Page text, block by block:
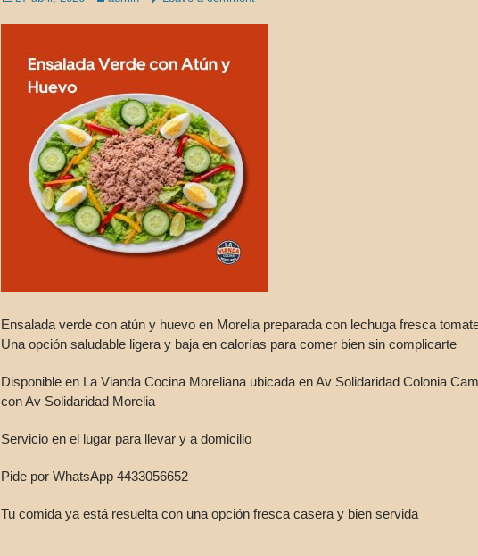
Ensalada verde con atún y huevo en Morelia preparada con lechuga fresca
Una opción saludable ligera y baja en calorías para comer bien sin complicarte
Disponible en La Vianda Cocina Moreliana ubicada en Av Solidaridad Colonia
con Av Solidaridad Morelia
Servicio en el lugar para llevar y a domicilio
Pide por WhatsApp 4433056652
Tu comida ya está resuelta con una opción fresca casera y bien servida